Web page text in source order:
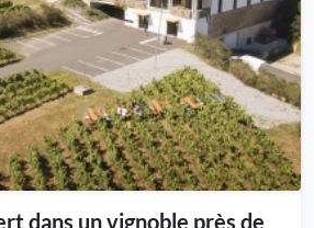
dans un vignoble près de